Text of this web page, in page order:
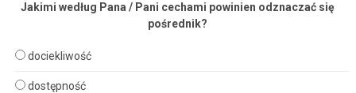
Jakimi według Pana / Pani cechami powinien odznaczać się
pośrednik?
dociekliwość
dostępność